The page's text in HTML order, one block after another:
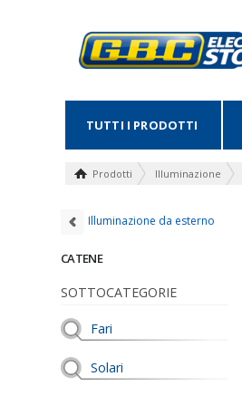
TUTTI I PRODOTTI
Prodotti Illuminazione
Illuminazione da esterno
CATENE
SOTTOCATEGORIE
Fari
Solari